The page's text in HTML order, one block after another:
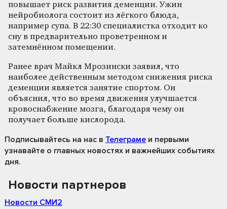
повышает риск развития деменции. Ужин
нейробиолога состоит из лёгкого блюда,
например супа. В 22:30 специалистка отходит ко
сну в предварительно проветренном и
затемнённом помещении.
Ранее врач Майкл Мрозински заявил, что
наиболее действенным методом снижения риска
деменции является занятие спортом. Он
объяснил, что во время движения улучшается
кровоснабжение мозга, благодаря чему он
получает больше кислорода.
Подписывайтесь на нас в Телеграме и первыми
узнавайте о главных новостях и важнейших событиях
дня.
Новости партнеров
Новости СМИ2